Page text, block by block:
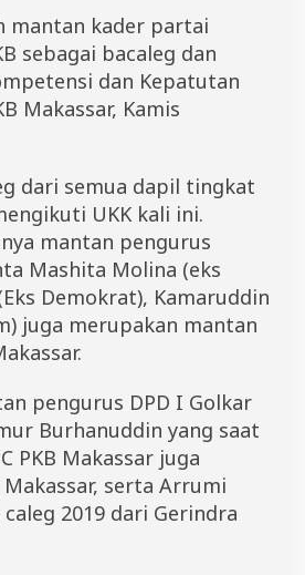
mantan kader partai
sebagai bacaleg dan
dan Kepatutan
Makassar, Kamis
dari semua dapil tingkat
UKK kali ini.
mantan pengurus
Mashita Molina (eks
Demokrat), Kamaruddin
juga merupakan mantan
pengurus DPD I Golkar
Burhanuddin yang saat
PKB Makassar juga
serta Arrumi
2019 dari Gerindra